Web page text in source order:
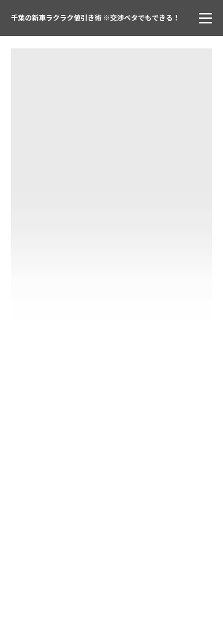
千葉の新車ラクラク値引き術 ※交渉ベタでもできる！